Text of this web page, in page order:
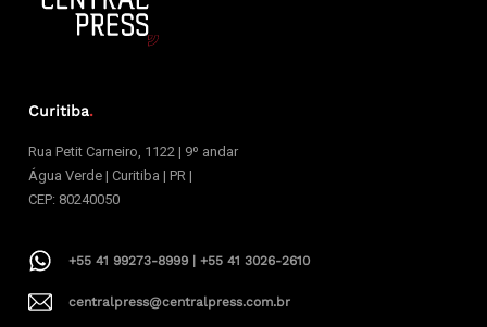
Curitiba.
Rua Petit Carneiro, 1122 | 9º andar
Água Verde | Curitiba | PR |
CEP: 80240050
+55 41 99273-8999 | +55 41 3026-2610
centralpress@centralpress.com.br